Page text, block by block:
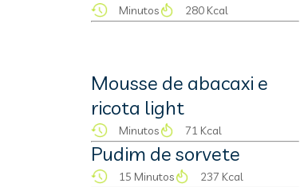
Minutos 280 Kcal
Mousse de abacaxi e
ricota light
Minutos 71 Kcal
Pudim de sorvete
15 Minutos 237 Kcal